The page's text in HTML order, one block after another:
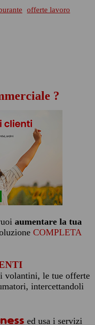
offerte lavoro
?
aumentare la tua
COMPLETA
volantini, le tue offerte
intercettandoli
ed usa i servizi